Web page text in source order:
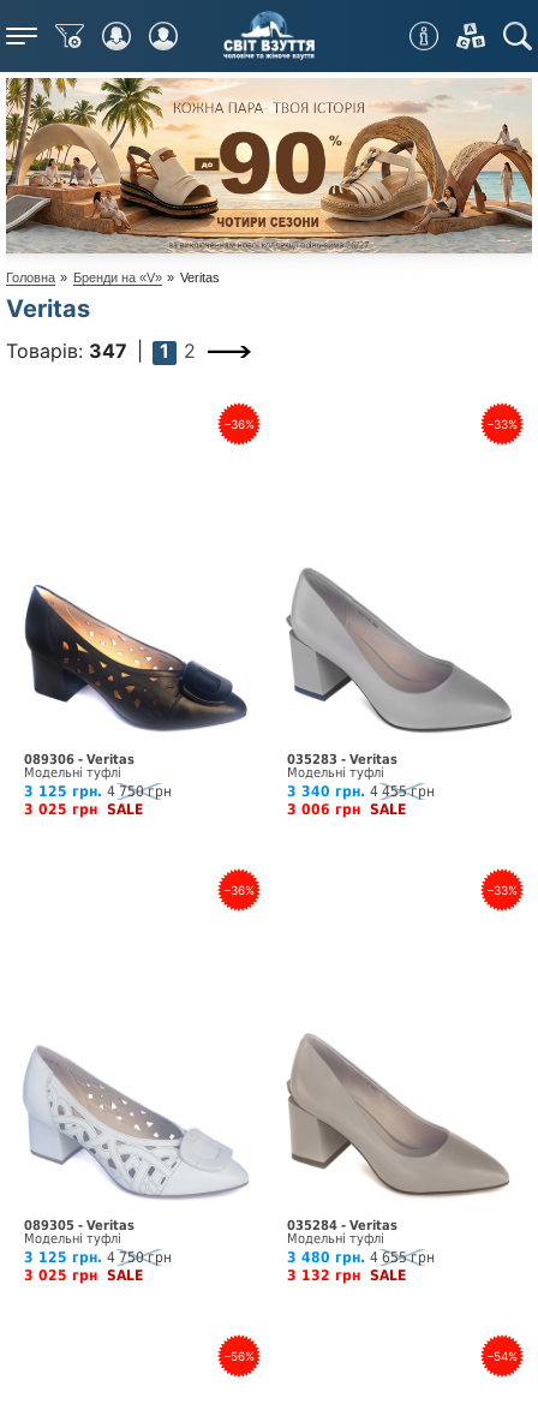
Меню
Головна » Бренди на «V» » Veritas
Veritas
Товарів: 347 1 2
–36%
089306 - Veritas
Модельні туфлі
3 125 грн. 4 750 грн
3 025 грн SALE
–33%
035283 - Veritas
Модельні туфлі
3 340 грн. 4 455 грн
3 006 грн SALE
–36%
089305 - Veritas
Модельні туфлі
3 125 грн. 4 750 грн
3 025 грн SALE
–33%
035284 - Veritas
Модельні туфлі
3 480 грн. 4 655 грн
3 132 грн SALE
–56% –54%